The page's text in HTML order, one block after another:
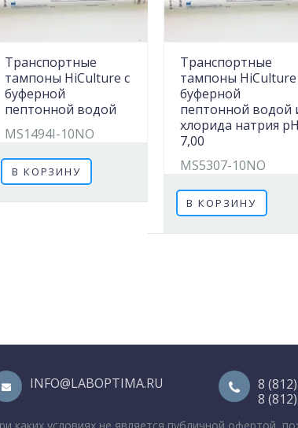
Транспортные
тампоны HiCulture с
буферной
пептонной водой
MS1494I-10NO
В КОРЗИНУ
Транспортные
тампоны HiCulture
буферной
пептонной водой
хлорида натрия pH
7,00
MS5307-10NO
В КОРЗИНУ
INFO@LABOPTIMA.RU
8
8